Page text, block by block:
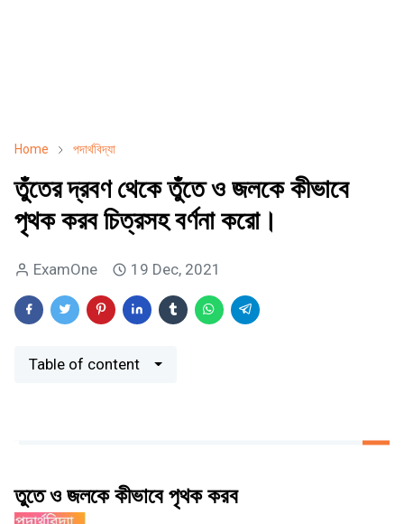
Home পদার্থবিদ্যা
তুঁতের দ্রবণ থেকে তুঁতে ও জলকে কীভাবে
পৃথক করব চিত্রসহ বর্ণনা করাে।
ExamOne 19 Dec, 2021
Table of content
তুতে ও জলকে কীভাবে পৃথক করব